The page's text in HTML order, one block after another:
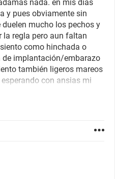
nada. en mis días
y pues obviamente sin
mucho los pechos y
la regla pero aun faltan
como hinchada o
de implantación/embarazo
también ligeros mareos
con ansias mi